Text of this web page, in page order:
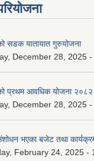
सडक यातायात गुरुयोजना
December 28, 2025
प्रथम आवधिक योजना २०८२
December 28, 2025 -
भएका बजेट तथा
February 24, 2025 -